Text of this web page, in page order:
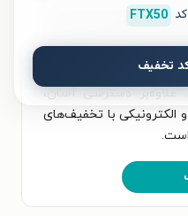
عبور از فتنه (جلد اول،
طاقچه را به‌صورت
مطالعه‌ی خود را
و شنیدن کتاب‌ها را
دسترسی آسان،
الکترونیکی با تخفیف‌های
است.
FTX50
تخفیف